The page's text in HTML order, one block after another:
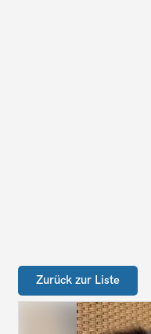
Zurück zur Liste